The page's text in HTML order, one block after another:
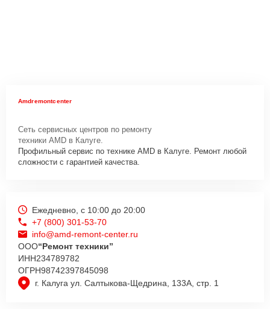
Amdremontcenter
Сеть сервисных центров по ремонту
техники AMD в Калуге.
Профильный сервис по технике AMD в Калуге. Ремонт любой
сложности с гарантией качества.
г. Калуга ул. Салтыкова-Щедрина, 133А, стр. 1
Ежедневно, с 10:00 до 20:00
+7 (800) 301-53-70
info@amd-remont-center.ru
ООО“Ремонт техники”
ИНН234789782
ОГРН98742397845098